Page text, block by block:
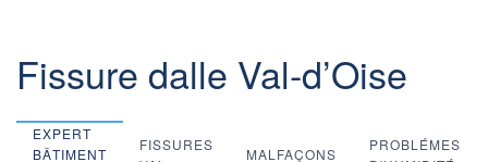
Fissure dalle Val-d’Oise
EXPERT
BÂTIMENT
FISSURES
MALFAÇONS
PROBLÉMES